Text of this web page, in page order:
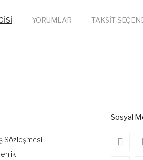
YORUMLAR TAKSİT
Sözleşmesi
Sosyal